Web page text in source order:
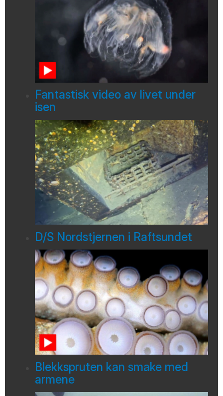
Fantastisk video av livet under
isen
D/S Nordstjernen i Raftsundet
Blekkspruten kan smake med
armene